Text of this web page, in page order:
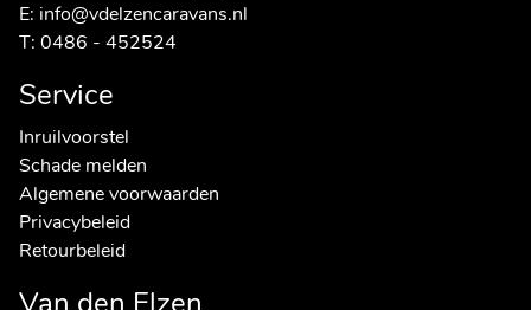
E: info@vdelzencaravans.nl
T: 0486 - 452524
Service
Inruilvoorstel
Schade melden
Algemene voorwaarden
Privacybeleid
Retourbeleid